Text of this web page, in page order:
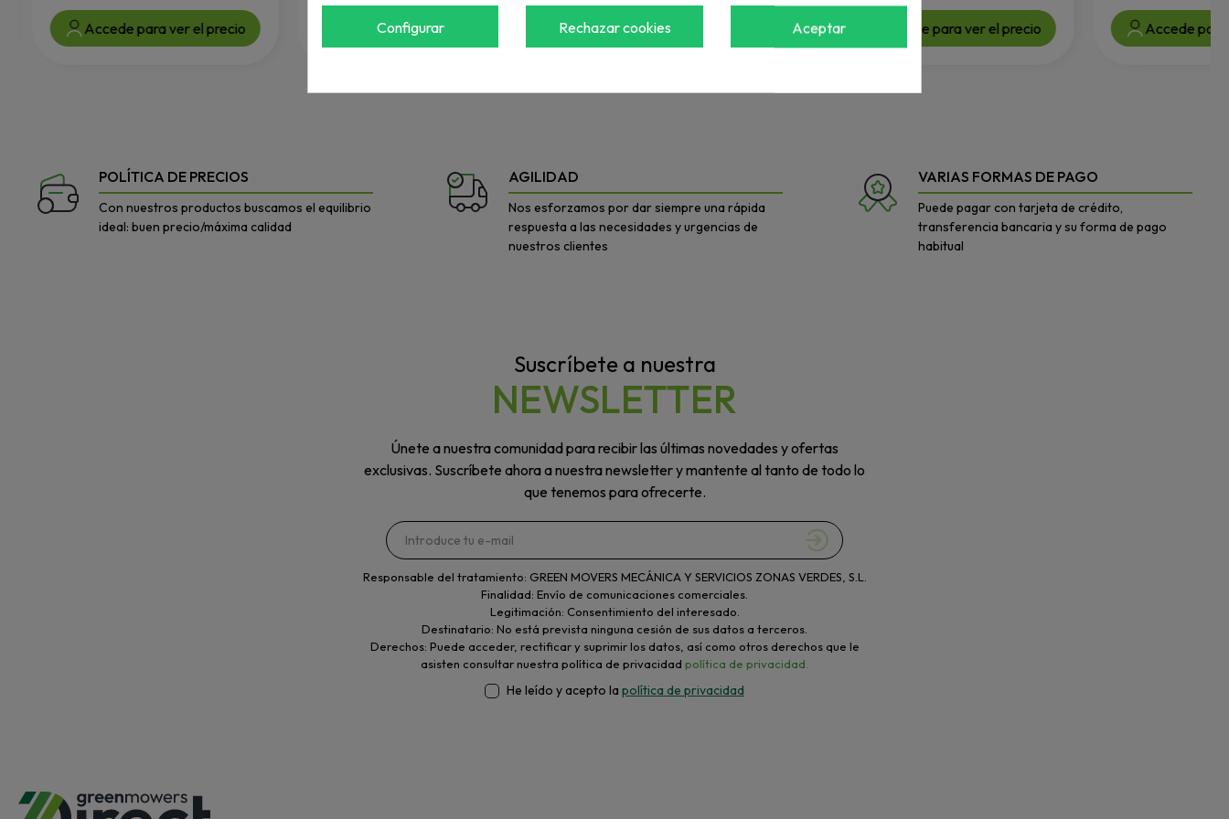
Accede para ver el precio Accede para ver el precio Accede para ver el precio Accede para ver el precio Accede para
POLÍTICA DE PRECIOS
Con nuestros productos buscamos el equilibrio
ideal: buen precio/máxima calidad
AGILIDAD
Nos esforzamos por dar siempre una rápida
respuesta a las necesidades y urgencias de
nuestros clientes
VARIAS FORMAS DE PAGO
Puede pagar con tarjeta de crédito,
transferencia bancaria y su forma de pago
habitual
Suscríbete a nuestra
NEWSLETTER
Únete a nuestra comunidad para recibir las últimas novedades y ofertas
exclusivas. Suscríbete ahora a nuestra newsletter y mantente al tanto de todo lo
que tenemos para ofrecerte.
Responsable del tratamiento: GREEN MOVERS MECÁNICA Y SERVICIOS ZONAS VERDES, S.L.
Finalidad: Envío de comunicaciones comerciales.
Legitimación: Consentimiento del interesado.
Destinatario: No está prevista ninguna cesión de sus datos a terceros.
Derechos: Puede acceder, rectificar y suprimir los datos, así como otros derechos que le
asisten consultar nuestra política de privacidad política de privacidad.
He leído y acepto la política de privacidad
Aceptar
Rechazar cookies
Configurar